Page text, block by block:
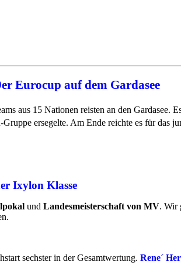
Eurocup auf dem Gardasee
aus 15 Nationen reisten an den Gardasee.
ersegelte. Am Ende reichte es für das
Ixylon Klasse
und Landesmeisterschaft von MV. Wir
sechster in der Gesamtwertung. Rene´